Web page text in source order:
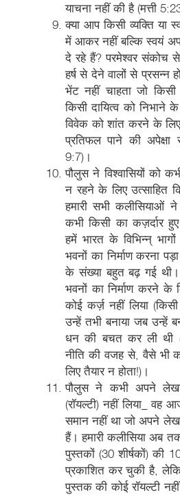
याचना नहीं की है (मत्ती
क्या आप किसी व्यक्ति या
में आकर नहीं बल्कि स्वयं
दे रहे हैं? परमेश्वर संकोच
हर्ष से देने वालों से प्रसन्न
भेंट नहीं चाहता जो
किसी दायित्व को निभाने
विवेक को शांत करने के
प्रतिफल पाने की
9:7)।
पौलुस ने विश्वासियों को
न रहने के लिए उत्साहित
हमारी सभी कलीसियाओं
कभी किसी का कज़र्दार हुए
हमें भारत के विभिन्न्
भवनों का निर्माण करना
के संख्या बहुत बढ़ गई
भवनों का निर्माण करने
कोई कर्ज़ नहीं लिया
उन्हें तभी बनाया जब उन्हें
धन की बचत कर ली थी
नीति की वजह से, वैसे
लिए तैयार न होता!)।
पौलुस ने कभी अपने
(रॉयल्टी) नहीं लिया_
समान नहीं था जो अपने
हैं। हमारी कलीसिया अब
पुस्तकों (30 शीर्षकों) की
प्रकाशित कर चुकी है,
पुस्तक की कोई रॉयल्टी